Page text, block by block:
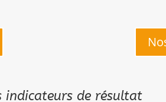
indicateurs de résultat